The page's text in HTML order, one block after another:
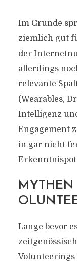
Im Grunde
ziemlich gut
der
allerdings
relevante
(Wearables,
Intelligenz
Engagement
in gar nicht
Lange bevor
Volunteerings